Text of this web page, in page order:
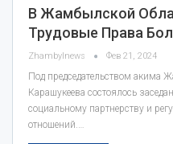
В Жамбылской
Трудовые Права
Zhambylnews Фев 21, 2024
Под председательством акима
Карашукеева состоялось
социальному партнерству и
отношений.…